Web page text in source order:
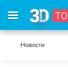
Новости